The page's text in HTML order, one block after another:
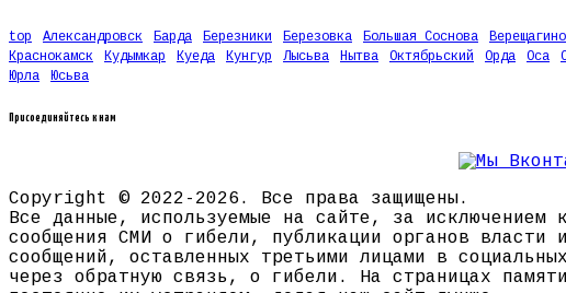
top Александровск Барда Березники Березовка Большая Соснова Верещагино
Краснокамск
Кудымкар Куеда Кунгур Лысьва Нытва Октябрьский Орда Оса
Юрла
Юсьва
Присоединяйтесь к нам
Copyright © 2022-2026. Все права защищены.
Все данные, используемые на сайте, за исключением
сообщения СМИ о гибели, публикации органов
сообщений, оставленных третьими лицами в
через обратную связь, о гибели. На страницах